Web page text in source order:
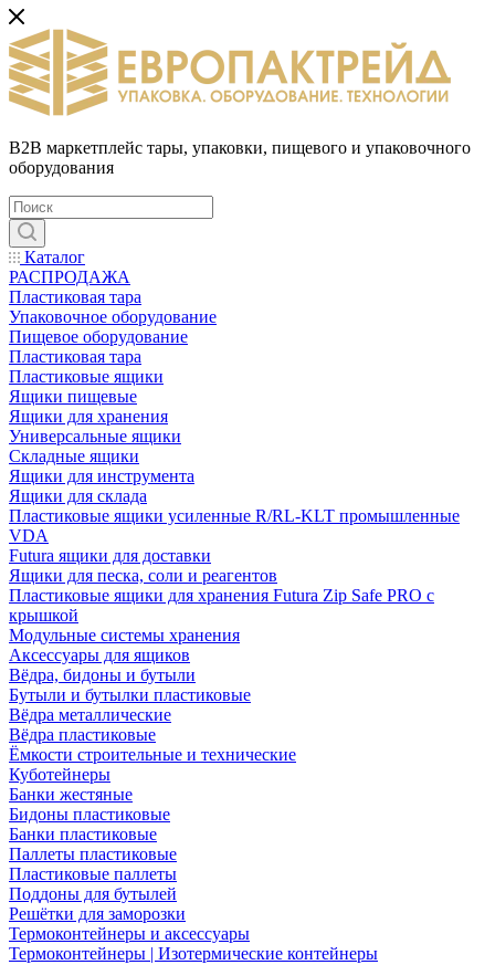
B2B маркетплейс тары, упаковки, пищевого и упаковочного
оборудования
Каталог
РАСПРОДАЖА
Пластиковая тара
Упаковочное оборудование
Пищевое оборудование
Пластиковая тара
Пластиковые ящики
Ящики пищевые
Ящики для хранения
Универсальные ящики
Складные ящики
Ящики для инструмента
Ящики для склада
Пластиковые ящики усиленные R/RL-KLT промышленные
VDA
Futura ящики для доставки
Ящики для песка, соли и реагентов
Пластиковые ящики для хранения Futura Zip Safe PRO с
крышкой
Модульные системы хранения
Аксессуары для ящиков
Вёдра, бидоны и бутыли
Бутыли и бутылки пластиковые
Вёдра металлические
Вёдра пластиковые
Ёмкости строительные и технические
Куботейнеры
Банки жестяные
Бидоны пластиковые
Банки пластиковые
Паллеты пластиковые
Пластиковые паллеты
Поддоны для бутылей
Решётки для заморозки
Термоконтейнеры и аксессуары
Термоконтейнеры | Изотермические контейнеры